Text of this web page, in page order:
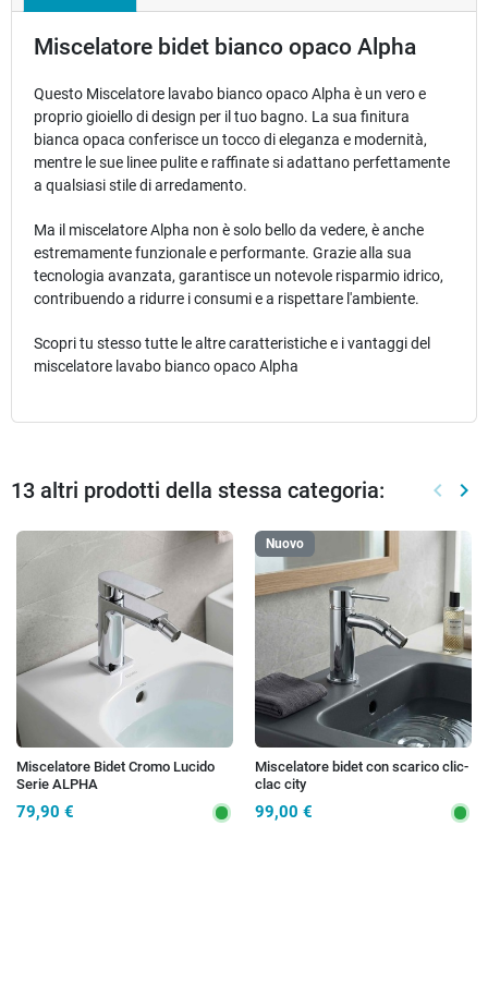
Miscelatore bidet bianco opaco Alpha
Questo Miscelatore lavabo bianco opaco Alpha è un vero e
proprio gioiello di design per il tuo bagno. La sua finitura
bianca opaca conferisce un tocco di eleganza e modernità,
mentre le sue linee pulite e raffinate si adattano perfettamente
a qualsiasi stile di arredamento.
Ma il miscelatore Alpha non è solo bello da vedere, è anche
estremamente funzionale e performante. Grazie alla sua
tecnologia avanzata, garantisce un notevole risparmio idrico,
contribuendo a ridurre i consumi e a rispettare l'ambiente.
Scopri tu stesso tutte le altre caratteristiche e i vantaggi del
miscelatore lavabo bianco opaco Alpha
13 altri prodotti della stessa categoria: keyboard_arrow_left keyboard_arrow_right
Miscelatore Bidet Cromo Lucido
Serie ALPHA
79,90 €
Nuovo
Miscelatore bidet con scarico clic-
clac city
99,00 €